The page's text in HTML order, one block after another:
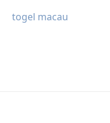
togel macau